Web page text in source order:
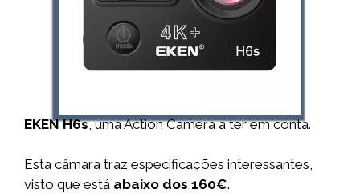
EKEN H6s, uma Action Camera a ter em conta.
Esta câmara traz especificações interessantes,
visto que está abaixo dos 160€.